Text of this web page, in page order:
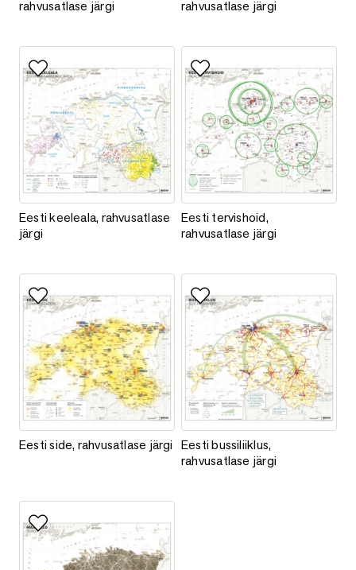
rahvusatlase järgi
rahvusatlase järgi
Lisa lemmikutesse
Eesti keeleala, rahvusatlase järgi
Eesti keeleala, rahvusatlase
järgi
Lisa lemmikutesse
Eesti tervishoid, rahvusatlase
Eesti tervishoid,
rahvusatlase järgi
Lisa lemmikutesse
Eesti side, rahvusatlase järgi
Eesti side, rahvusatlase järgi
Lisa lemmikutesse
Eesti bussiliiklus, rahvusatlase
Eesti bussiliiklus,
rahvusatlase järgi
Lisa lemmikutesse